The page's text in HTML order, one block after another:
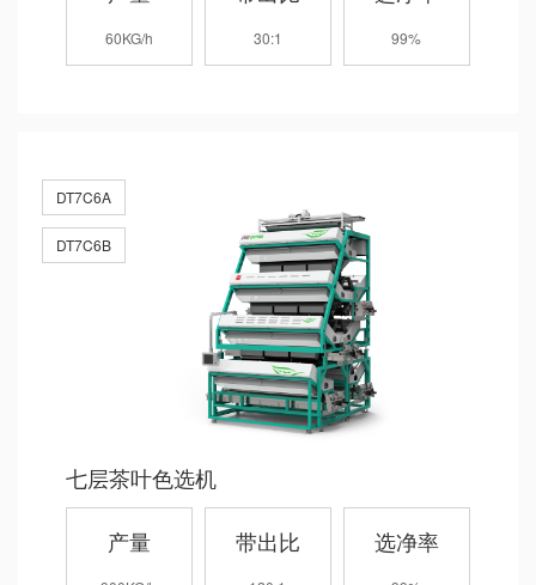
60KG/h 30:1 99%
DT7C6A
DT7C6B
七层茶叶色选机
产量 带出比 选净率